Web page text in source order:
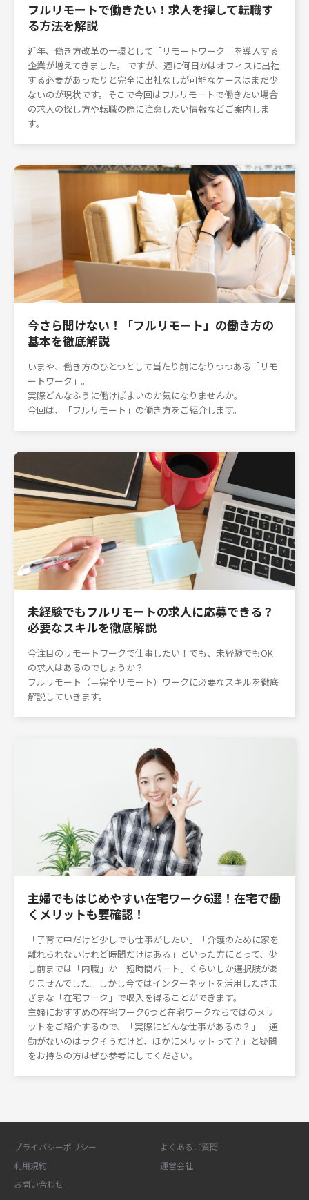
フルリモートで働きたい！求人を探して転職す
る方法を解説
近年、働き方改革の一環として「リモートワーク」を導入する
企業が増えてきました。 ですが、週に何日かはオフィスに出社
する必要があったりと完全に出社なしが可能なケースはまだ少
ないのが現状です。そこで今回はフルリモートで働きたい場合
の求人の探し方や転職の際に注意したい情報などご案内しま
す。
今さら聞けない！「フルリモート」の働き方の
基本を徹底解説
いまや、働き方のひとつとして当たり前になりつつある「リモ
ートワーク」。
実際どんなふうに働けばよいのか気になりませんか。
今回は、「フルリモート」の働き方をご紹介します。
未経験でもフルリモートの求人に応募できる？
必要なスキルを徹底解説
今注目のリモートワークで仕事したい！でも、未経験でもOK
の求人はあるのでしょうか？
フルリモート（＝完全リモート）ワークに必要なスキルを徹底
解説していきます。
主婦でもはじめやすい在宅ワーク6選！在宅で働
くメリットも要確認！
「子育て中だけど少しでも仕事がしたい」「介護のために家を
離れられないけれど時間だけはある」といった方にとって、少
し前までは「内職」か「短時間パート」くらいしか選択肢があ
りませんでした。しかし今ではインターネットを活用したさま
ざまな「在宅ワーク」で収入を得ることができます。
主婦におすすめの在宅ワーク6つと在宅ワークならではのメリ
ットをご紹介するので、「実際にどんな仕事があるの？」「通
勤がないのはラクそうだけど、ほかにメリットって？」と疑問
をお持ちの方はぜひ参考にしてください。
プライバシーポリシー
よくあるご質問
利用規約
運営会社
お問い合わせ